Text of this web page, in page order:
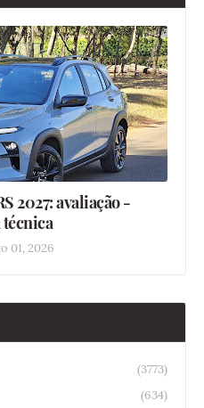
2027: avaliação -
01, 2026
(3773)
(634)